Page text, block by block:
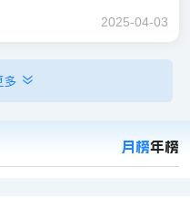
利润均有一定程度下
下滑；宠物生物制品实
亿元，同比增长37.6
完整价值闭环。
2.38亿元，占营业收入
mRNA疫苗，家畜板块
圆支副三联灭活疫苗上
作；制剂及原料药实现
利润均有一定程度下
销售策略调整，莫普欣
亿元，同比增长37.6
供应链的收购，以“三
2.38亿元，占营业收入
项新兽药注册证书、29
得更为多元和迫切。在
景下，宠物保健品板块
在宠物消费类别中位列
着宠物主对宠物健康的
物医药板块的企业有望
内服溶液等新品上市，
物医院品牌、渠道及医
基础上增持15%瑞合生
“优质经销商+三瑞齐发
公告，普莱柯主业为兽用
面布局宠物疫苗、化学
染等药品，当前犬瘟
联活疫苗通过新兽药注
司公告，公司动物药业务
为多个宠物连锁医院提
用“化药+疫苗”布局动物
生物发布2024年年报：
2.81亿元，同比-11.8
步增长，兽用制剂及原
2024年公司兽用生物制
2025-04-03
多
月榜年榜